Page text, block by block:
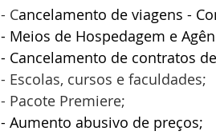
- Cancelamento de viagens -
- Meios de Hospedagem e
- Cancelamento de contratos
- Escolas, cursos e faculdades;
- Pacote Premiere;
- Aumento abusivo de preços;